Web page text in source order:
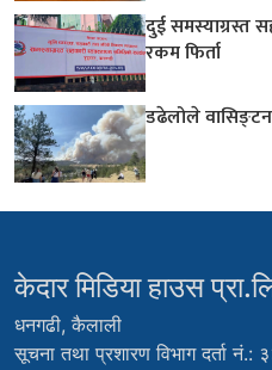
दुई समस्याग्रस्त
रकम फिर्ता
डढेलोले
केदार मिडिया हाउस
धनगढी, कैलाली
सूचना तथा प्रशारण विभाग दर्ता